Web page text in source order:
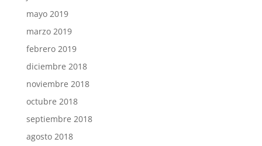
mayo 2019
marzo 2019
febrero 2019
diciembre 2018
noviembre 2018
octubre 2018
septiembre 2018
agosto 2018